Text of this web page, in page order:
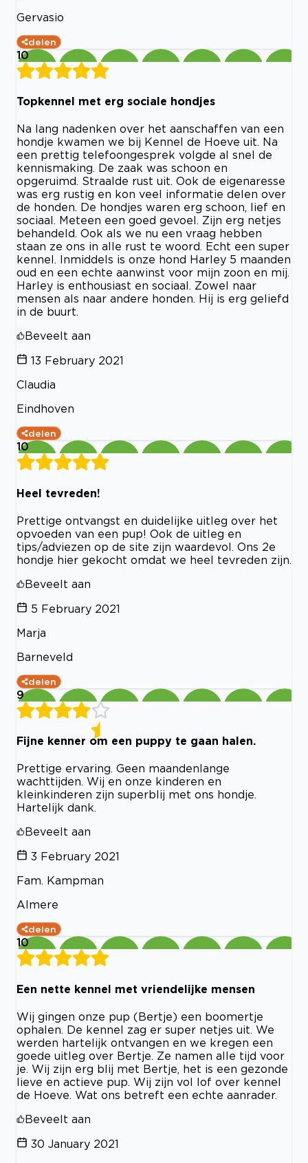
Gervasio
delen
10
Topkennel met erg sociale hondjes
Na lang nadenken over het aanschaffen van een
hondje kwamen we bij Kennel de Hoeve uit. Na
een prettig telefoongesprek volgde al snel de
kennismaking. De zaak was schoon en
opgeruimd. Straalde rust uit. Ook de eigenaresse
was erg rustig en kon veel informatie delen over
de honden. De hondjes waren erg schoon, lief en
sociaal. Meteen een goed gevoel. Zijn erg netjes
behandeld. Ook als we nu een vraag hebben
staan ze ons in alle rust te woord. Echt een super
kennel. Inmiddels is onze hond Harley 5 maanden
oud en een echte aanwinst voor mijn zoon en mij.
Harley is enthousiast en sociaal. Zowel naar
mensen als naar andere honden. Hij is erg geliefd
in de buurt.
Beveelt aan
13 February 2021
Claudia
Eindhoven
delen
10
Heel tevreden!
Prettige ontvangst en duidelijke uitleg over het
opvoeden van een pup! Ook de uitleg en
tips/adviezen op de site zijn waardevol. Ons 2e
hondje hier gekocht omdat we heel tevreden zijn.
Beveelt aan
5 February 2021
Marja
Barneveld
delen
9
Fijne kenner om een puppy te gaan halen.
Prettige ervaring. Geen maandenlange
wachttijden. Wij en onze kinderen en
kleinkinderen zijn superblij met ons hondje.
Hartelijk dank.
Beveelt aan
3 February 2021
Fam. Kampman
Almere
delen
10
Een nette kennel met vriendelijke mensen
Wij gingen onze pup (Bertje) een boomertje
ophalen. De kennel zag er super netjes uit. We
werden hartelijk ontvangen en we kregen een
goede uitleg over Bertje. Ze namen alle tijd voor
je. Wij zijn erg blij met Bertje, het is een gezonde
lieve en actieve pup. Wij zijn vol lof over kennel
de Hoeve. Wat ons betreft een echte aanrader.
Beveelt aan
30 January 2021